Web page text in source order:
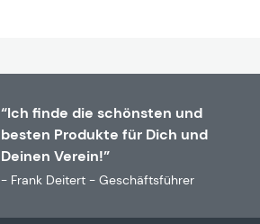
“Ich finde die schönsten und
besten Produkte für Dich und
Deinen Verein!”
- Frank Deitert - Geschäftsführer